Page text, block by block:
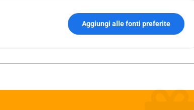
Aggiungi alle fonti preferite